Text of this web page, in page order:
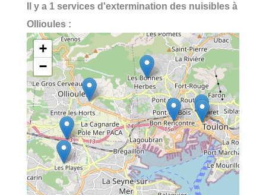
Il y a 1 services d'extermination des nuisibles à
Ollioules :
+
−